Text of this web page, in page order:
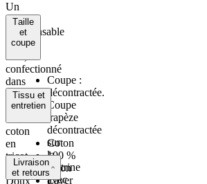
Un
nouvel
indispensable
pour
l’été,
confectionné
dans
une
gaze
100 %
coton
en
tricot
double.
Doux
taille
et
coupe
Coupe :
décontractée.
Coupe
trapèze
décontractée
sur
la
poitrine
avec
tissu et
entretien
Coton
100 %
coton
Laver
Livraison
et retours